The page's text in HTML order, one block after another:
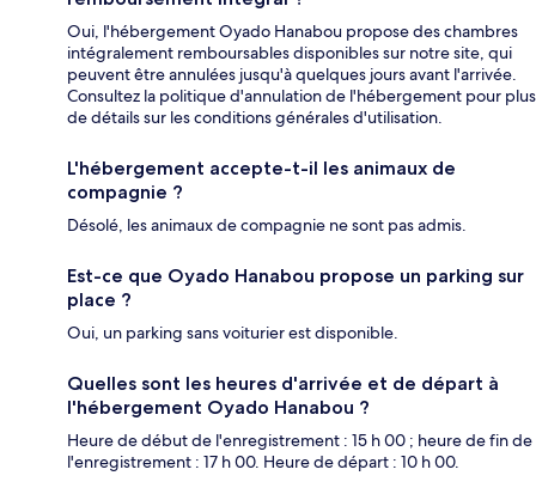
Oui, l'hébergement Oyado Hanabou propose des chambres
intégralement remboursables disponibles sur notre site, qui
peuvent être annulées jusqu'à quelques jours avant l'arrivée.
Consultez la politique d'annulation de l'hébergement pour plus
de détails sur les conditions générales d'utilisation.
L'hébergement accepte-t-il les animaux de
compagnie ?
Désolé, les animaux de compagnie ne sont pas admis.
Est-ce que Oyado Hanabou propose un parking sur
place ?
Oui, un parking sans voiturier est disponible.
Quelles sont les heures d'arrivée et de départ à
l'hébergement Oyado Hanabou ?
Heure de début de l'enregistrement : 15 h 00 ; heure de fin de
l'enregistrement : 17 h 00. Heure de départ : 10 h 00.